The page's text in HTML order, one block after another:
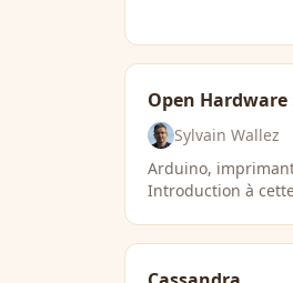
Open Hardware
Sylvain Wallez
Arduino,
Introduction à